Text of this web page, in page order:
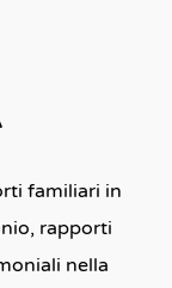
familiari in
rapporti
nella